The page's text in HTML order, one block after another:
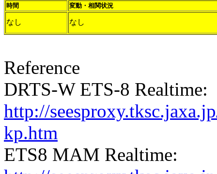
時間 変動・相関状況
なし なし
Reference
DRTS-W ETS-8 Realtime:
http://
kp.htm
ETS8 MAM Realtime: